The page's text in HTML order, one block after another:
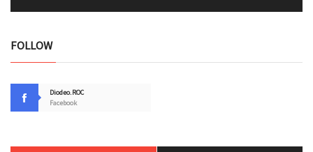
FOLLOW
Diodeo.ROC
Facebook